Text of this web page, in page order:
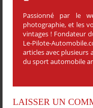
Passionné par le
photographie, et les
vintages ! Fondateur
Le-Pilote-
articles avec
du sport automobile
LAISSER UN